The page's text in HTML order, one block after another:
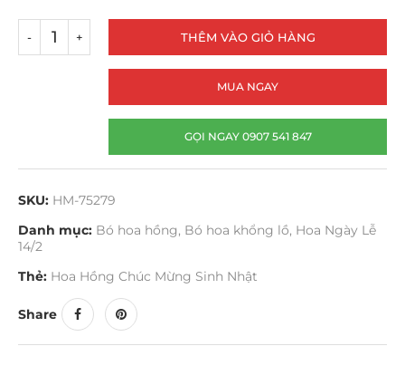
THÊM VÀO GIỎ HÀNG
MUA NGAY
GỌI NGAY 0907 541 847
SKU: HM-75279
Danh mục: Bó hoa hồng, Bó hoa khổng lồ, Hoa Ngày Lễ
14/2
Thẻ: Hoa Hồng Chúc Mừng Sinh Nhật
Share